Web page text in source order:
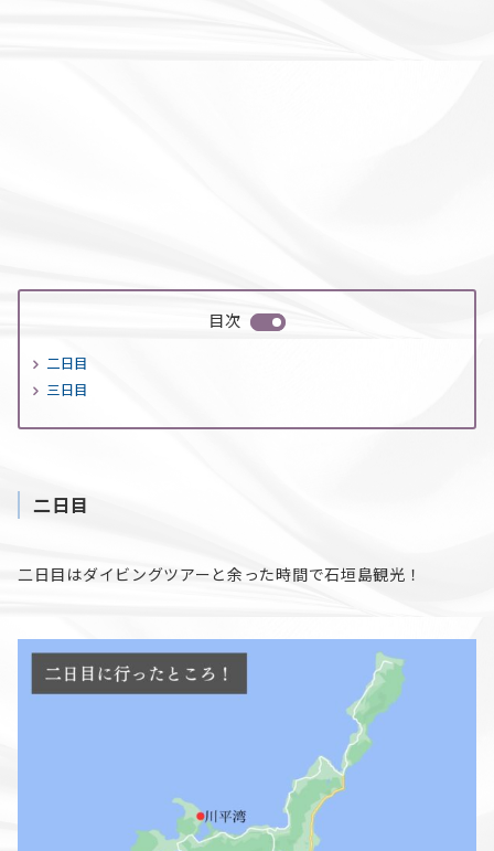
目次
二日目
三日目
二日目
二日目はダイビングツアーと余った時間で石垣島観光！